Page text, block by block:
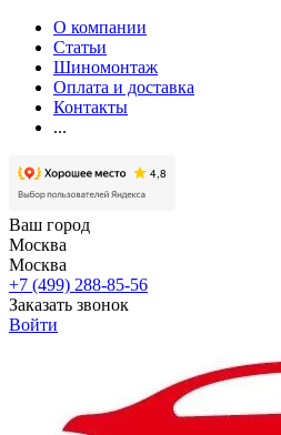
О компании
Статьи
Шиномонтаж
Оплата и доставка
Контакты
...
Ваш город
Москва
Москва
+7 (499) 288-85-56
Заказать звонок
Войти